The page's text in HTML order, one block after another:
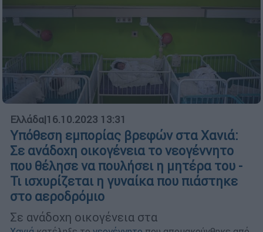
Ελλάδα|16.10.2023 13:31
Υπόθεση εμπορίας βρεφών στα Χανιά:
Σε ανάδοχη οικογένεια το νεογέννητο
που θέλησε να πουλήσει η μητέρα του -
Τι ισχυρίζεται η γυναίκα που πιάστηκε
στο αεροδρόμιο
Σε ανάδοχη οικογένεια στα